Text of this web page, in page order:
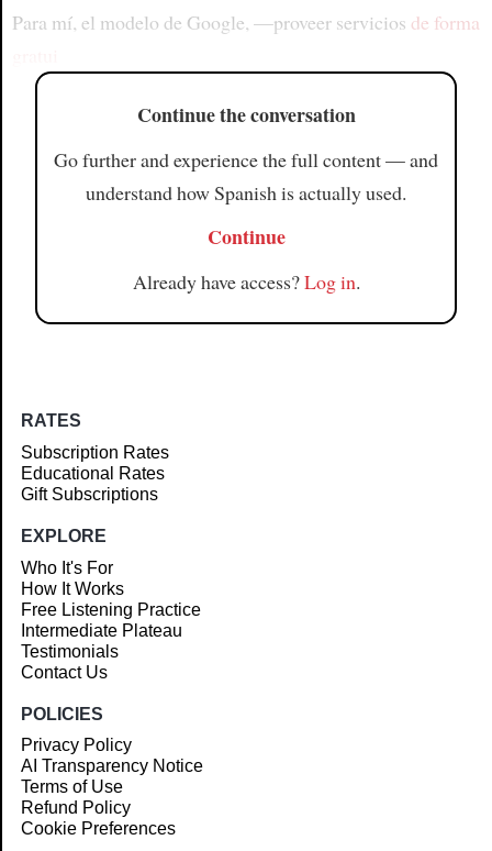
Para mí, el modelo de Google, —proveer servicios de forma
Continue the conversation
Go further and experience the full content — and
understand how Spanish is actually used.
Continue
Already have access?Log in.
RATES
Subscription Rates
Educational Rates
Gift Subscriptions
EXPLORE
Who It's For
How It Works
Free Listening Practice
Intermediate Plateau
Testimonials
Contact Us
POLICIES
Privacy Policy
AI Transparency Notice
Terms of Use
Refund Policy
Cookie Preferences